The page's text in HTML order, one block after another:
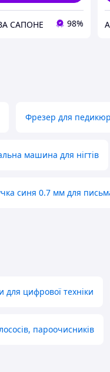
САПОНЕ 98%
Фрезер для
машина для нігтів
синя 0.7 мм для
для цифрової техніки
пароочисників